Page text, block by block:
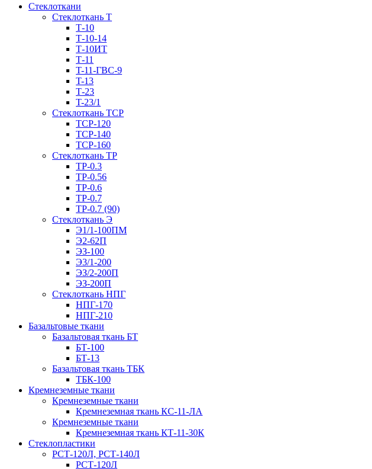
Стеклоткани
Стеклоткань Т
Т-10
Т-10-14
Т-10ИТ
Т-11
T-11-ГВС-9
T-13
Т-23
T-23/1
Стеклоткань ТСР
ТСР-120
ТСР-140
ТСР-160
Стеклоткань ТР
ТР-0.3
ТР-0.56
ТР-0.6
ТР-0.7
ТР-0.7 (90)
Стеклоткань Э
Э1/1-100ПМ
Э2-62П
ЭЗ-100
Э3/1-200
ЭЗ/2-200П
ЭЗ-200П
Стеклоткань НПГ
НПГ-170
НПГ-210
Базальтовые ткани
Базальтовая ткань БТ
БТ-100
БТ-13
Базальтовая ткань ТБК
ТБК-100
Кремнеземные ткани
Кремнеземные ткани
Кремнеземная ткань КС-11-ЛА
Кремнеземные ткани
Кремнеземная ткань КТ-11-30К
Стеклопластики
РСТ-120Л, РСТ-140Л
РСТ-120Л